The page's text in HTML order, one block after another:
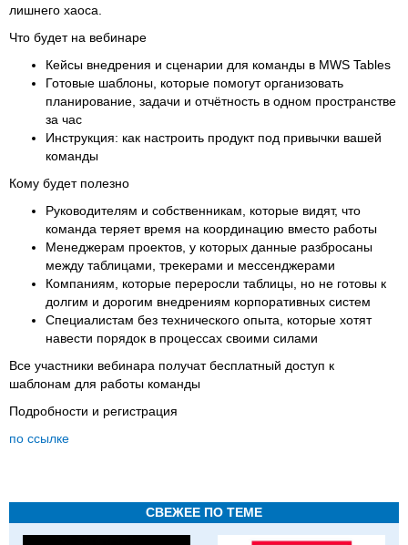
лишнего хаоса.
Что будет на вебинаре
Кейсы внедрения и сценарии для команды в MWS Tables
Готовые шаблоны, которые помогут организовать
планирование, задачи и отчётность в одном пространстве
за час
Инструкция: как настроить продукт под привычки вашей
команды
Кому будет полезно
Руководителям и собственникам, которые видят, что
команда теряет время на координацию вместо работы
Менеджерам проектов, у которых данные разбросаны
между таблицами, трекерами и мессенджерами
Компаниям, которые переросли таблицы, но не готовы к
долгим и дорогим внедрениям корпоративных систем
Специалистам без технического опыта, которые хотят
навести порядок в процессах своими силами
Все участники вебинара получат бесплатный доступ к
шаблонам для работы команды
Подробности и регистрация
по ссылке
СВЕЖЕЕ ПО ТЕМЕ